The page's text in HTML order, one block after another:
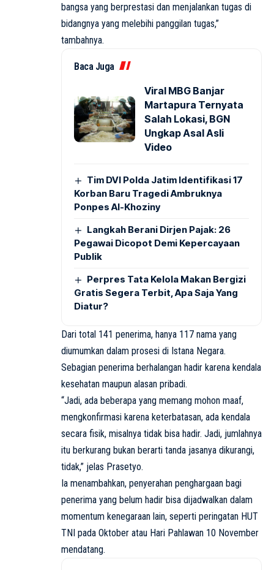
bangsa yang berprestasi dan menjalankan tugas di
bidangnya yang melebihi panggilan tugas,”
tambahnya.
Baca Juga
Viral MBG Banjar
Martapura Ternyata
Salah Lokasi, BGN
Ungkap Asal Asli
Video
Tim DVI Polda Jatim Identifikasi 17
Korban Baru Tragedi Ambruknya
Ponpes Al-Khoziny
Langkah Berani Dirjen Pajak: 26
Pegawai Dicopot Demi Kepercayaan
Publik
Perpres Tata Kelola Makan Bergizi
Gratis Segera Terbit, Apa Saja Yang
Diatur?
Dari total 141 penerima, hanya 117 nama yang
diumumkan dalam prosesi di Istana Negara.
Sebagian penerima berhalangan hadir karena kendala
kesehatan maupun alasan pribadi.
“Jadi, ada beberapa yang memang mohon maaf,
mengkonfirmasi karena keterbatasan, ada kendala
secara fisik, misalnya tidak bisa hadir. Jadi, jumlahnya
itu berkurang bukan berarti tanda jasanya dikurangi,
tidak,” jelas Prasetyo.
Ia menambahkan, penyerahan penghargaan bagi
penerima yang belum hadir bisa dijadwalkan dalam
momentum kenegaraan lain, seperti peringatan HUT
TNI pada Oktober atau Hari Pahlawan 10 November
mendatang.